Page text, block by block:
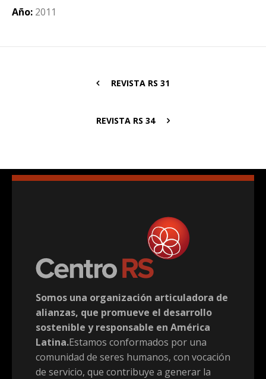
Año: 2011
REVISTA RS 31
REVISTA RS 34
Somos una organización articuladora de
alianzas, que promueve el desarrollo
sostenible y responsable en América
Latina.Estamos conformados por una
comunidad de seres humanos, con vocación
de servicio, que contribuye a generar la